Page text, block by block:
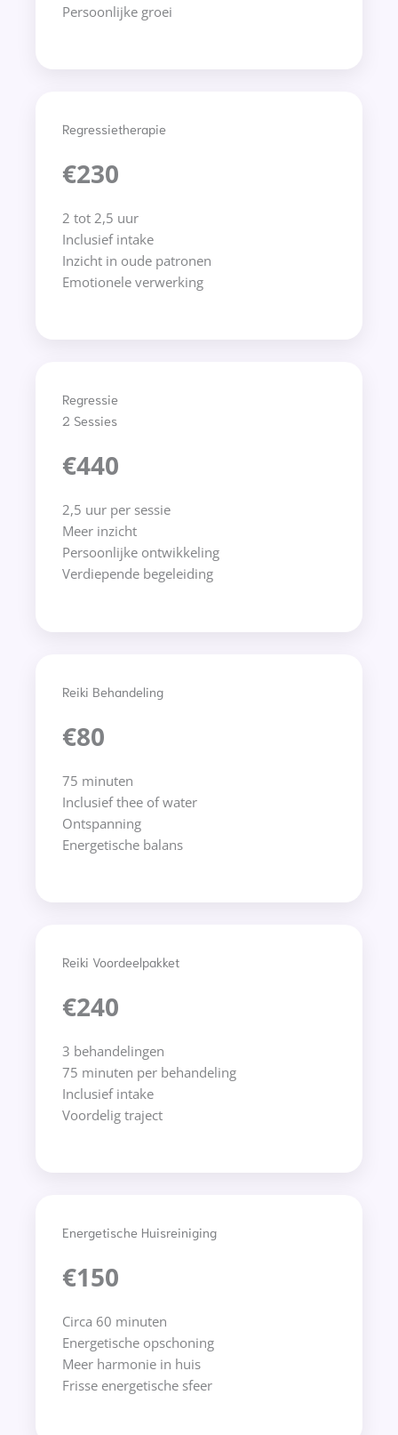
Persoonlijke groei
Regressietherapie
€230
2 tot 2,5 uur
Inclusief intake
Inzicht in oude patronen
Emotionele verwerking
Regressie
2 Sessies
€440
2,5 uur per sessie
Meer inzicht
Persoonlijke ontwikkeling
Verdiepende begeleiding
Reiki Behandeling
€80
75 minuten
Inclusief thee of water
Ontspanning
Energetische balans
Reiki Voordeelpakket
€240
3 behandelingen
75 minuten per behandeling
Inclusief intake
Voordelig traject
Energetische Huisreiniging
€150
Circa 60 minuten
Energetische opschoning
Meer harmonie in huis
Frisse energetische sfeer